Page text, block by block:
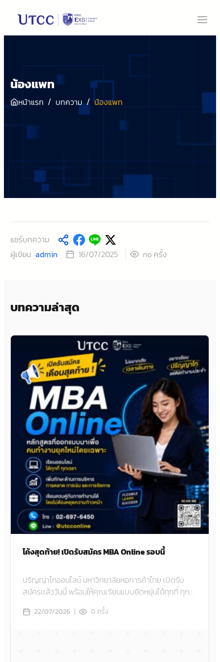
น้องแพท
หน้าแรก / บทความ / น้องแพท
แชร์บทความ
ผู้เขียน admin 16/07/2025 no ครั้ง
บทความล่าสุด
โค้งสุดท้าย! เปิดรับสมัคร MBA Online รอบนี้
ปริญญาโทออนไลน์ มหาวิทยาลัยหอการค้าไทย เปิดรับ
สมัครเเล้ววันนี้ พร้อมให้คุณเรียนแบบยืดหยุ่นได้ทุกที่ ทุก
22/07/2026 | 0 ครั้ง